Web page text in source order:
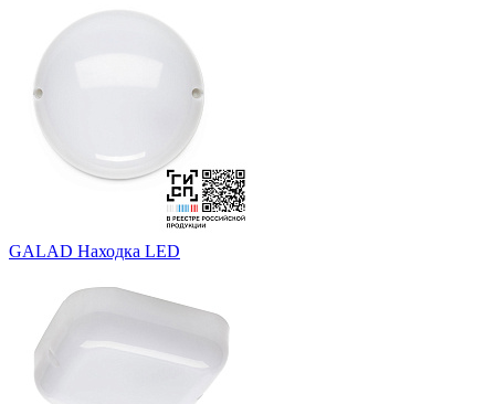
GALAD Находка LED